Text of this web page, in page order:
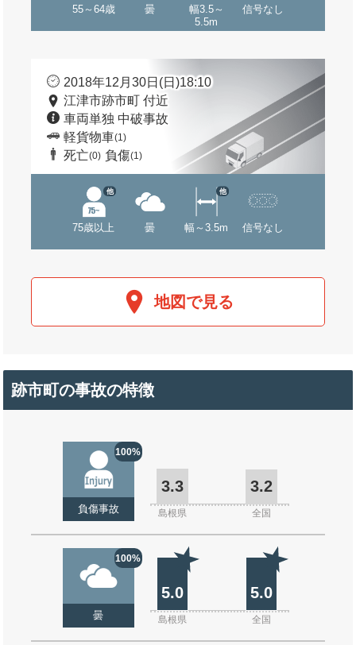
55～64歳 曇
幅3.5～
5.5m
信号なし
2018年12月30日(日)18:10
江津市跡市町 付近
車両単独 中破事故
軽貨物車(1)
死亡(0) 負傷(1)
75歳以上
他
曇 幅～3.5m
他
信号なし
地図で見る
跡市町の事故の特徴
100%
負傷事故
3.3 3.2
島根県 全国
100%
曇
5.0 5.0
島根県 全国